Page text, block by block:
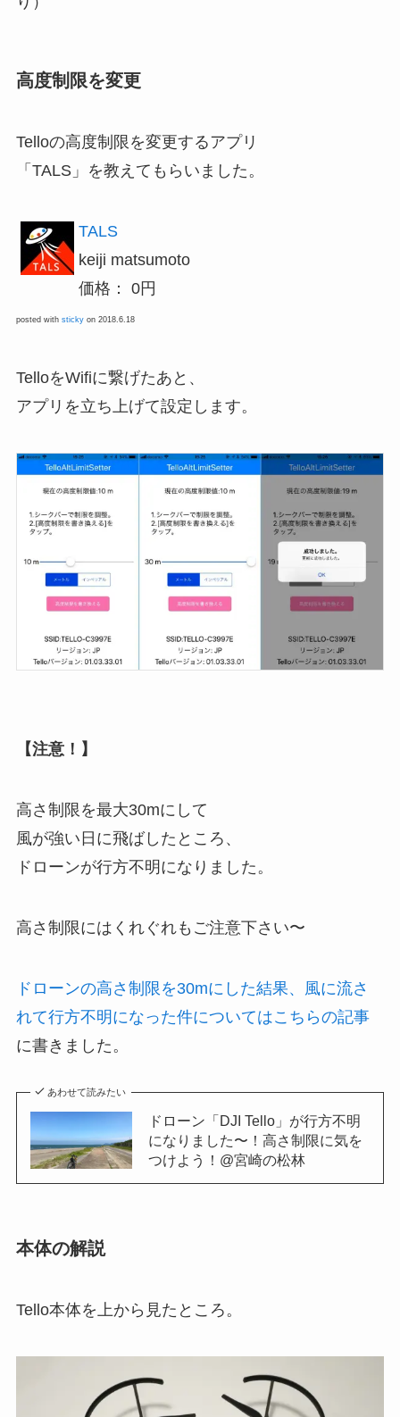
高度制限を変更
Telloの高度制限を変更するアプリ
「TALS」を教えてもらいました。
TALS
keiji matsumoto
価格： 0円
posted with stickyon 2018.6.18
TelloをWifiに繋げたあと、
アプリを立ち上げて設定します。
【注意！】
高さ制限を最大30mにして
風が強い日に飛ばしたところ、
ドローンが行方不明になりました。
高さ制限にはくれぐれもご注意下さい〜
ドローンの高さ制限を30mにした結果、風に流さ
れて行方不明になった件についてはこちらの記事
に書きました。
あわせて読みたい
ドローン「DJI Tello」が行方不明
になりました〜！高さ制限に気を
つけよう！@宮崎の松林
本体の解説
Tello本体を上から見たところ。